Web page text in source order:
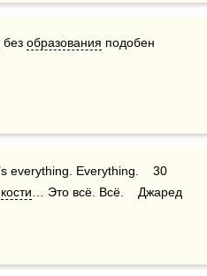
без образования подобен
кости … Это всё. Всё.    Джаред